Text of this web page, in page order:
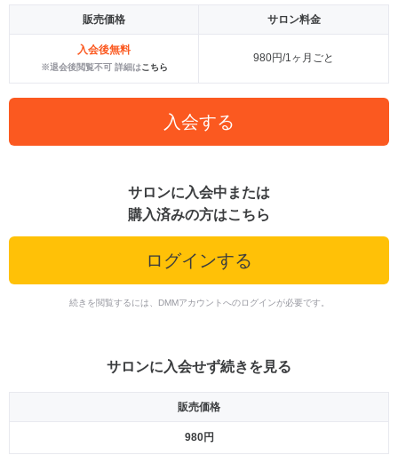
販売価格 サロン料金
入会後無料
※退会後閲覧不可 詳細はこちら
980円/1ヶ月ごと
入会する
サロンに入会中または
購入済みの方はこちら
ログインする
続きを閲覧するには、DMMアカウントへのログインが必要です。
サロンに入会せず続きを見る
販売価格
980円